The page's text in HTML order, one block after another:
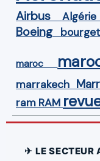
Airbus Algérie
Boeing bourget
maroc
marrakech
ram RAM
✈ LE SECTEUR